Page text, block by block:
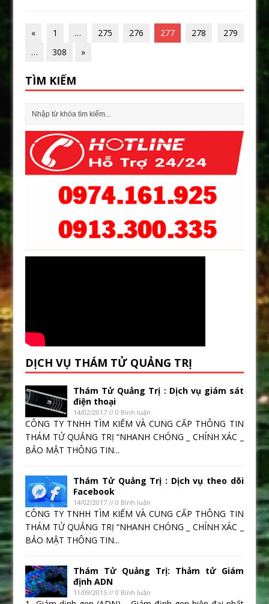
« 1 … 275 276 277 278
279
…
308 »
TÌM KIẾM
DỊCH VỤ THÁM TỬ QUẢNG TRỊ
Thám Tử Quảng Trị : Dịch vụ giám sát
điện thoại
14/02/2017 // 0 Bình luận
CÔNG TY TNHH TÌM KIẾM VÀ CUNG CẤP THÔNG TIN
THÁM TỬ QUẢNG TRỊ “NHANH CHÓNG _ CHÍNH XÁC _
BẢO MẬT THÔNG TIN...
Thám Tử Quảng Trị : Dịch vụ theo dõi
Facebook
14/02/2017 // 0 Bình luận
CÔNG TY TNHH TÌM KIẾM VÀ CUNG CẤP THÔNG TIN
THÁM TỬ QUẢNG TRỊ “NHANH CHÓNG _ CHÍNH XÁC _
BẢO MẬT THÔNG TIN...
Thám Tử Quảng Trị: Thảm tử Giám
định ADN
11/09/2015 // 0 Bình luận